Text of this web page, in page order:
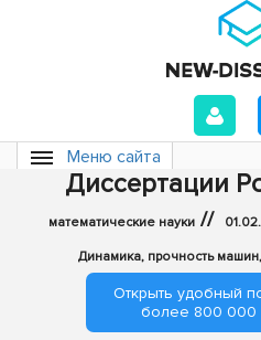
Меню сайта
Диссертации
математические науки //
Динамика, прочность
Открыть удобный
более 800 000